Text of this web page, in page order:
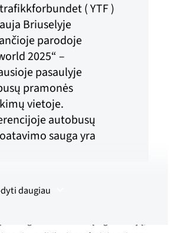
( YTF )
Briuselyje
parodoje
2025“ –
pasaulyje
pramonės
vietoje.
autobusų
sauga yra
vairuotojų saugą,
saugą ir
daugiau
pasaulyje autobusų pramonės
daugiau nei 100 šalių – gamintojų,